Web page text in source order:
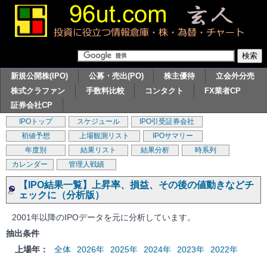
新規公開株(IPO) 公募・売出(PO) 株主優待
立会外分売
株式クラファン
手数料比較 コンタクト
FX業者CP
証券会社CP
IPOトップ スケジュール
IPO引受証券会社
初値予想
上場観測リスト
IPOサマリー
年度別
結果リスト 結果分析
時系列
カレンダー
管理人戦績
【IPO結果一覧】上昇率、損益、その後の値動きなどチ
ェックに（分析版）
2001年以降のIPOデータを元に分析しています。
抽出条件
上場年：
全体 2026年 2025年 2024年 2023年
2022年